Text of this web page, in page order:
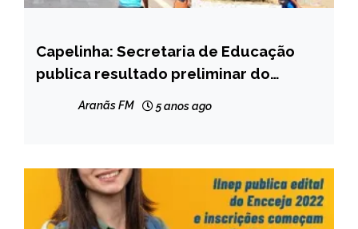
CAPELINHA
NOTÍCIAS
Capelinha: Secretaria de Educação
publica resultado preliminar do
Aranãs FM 5 anos ago